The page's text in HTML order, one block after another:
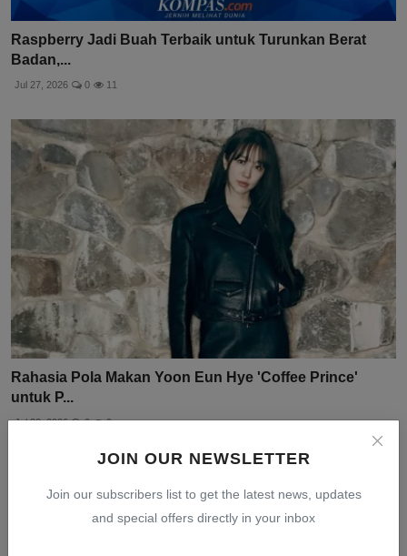
JOIN OUR NEWSLETTER
Join our subscribers list to get the latest news, updates
and special offers directly in your inbox
Raspberry Jadi Buah Terbaik untuk Turunkan Berat
Badan,...
Jul 27, 2026 0 11
Rahasia Pola Makan Yoon Eun Hye 'Coffee Prince'
untuk P...
Jul 30, 2026 0 9